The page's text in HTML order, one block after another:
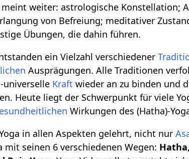
meint weiter: astrologische Konstellation;
von Befreiung; meditativer
Übungen, die dahin führen.
ein Vielzahl verschiedener
Ausprägungen. Alle Traditionen
universelle Kraft wieder an zu binden und
Heute liegt der Schwerpunkt für viele
Wirkungen des (Hatha)-
in allen Aspekten gelehrt, nicht nur
seinen 6 verschiedenen Wegen: